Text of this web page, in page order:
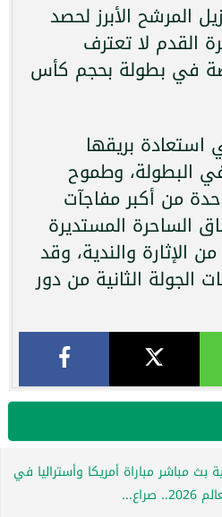
المرشح الأبرز لحصد
القدم لا تعترف
في بطولة بحجم كأس
استعادة بريقها
البطولة، وطموح
من أكبر مفاجآت
الساحرة المستديرة
الإثارة والندية، وقد
الجولة الثانية من دور
بث مباشر مباراة أمريكا وأستراليا في